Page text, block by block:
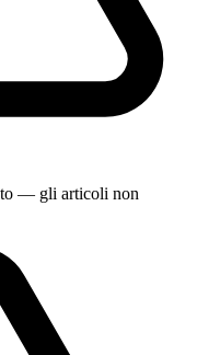
— gli articoli non